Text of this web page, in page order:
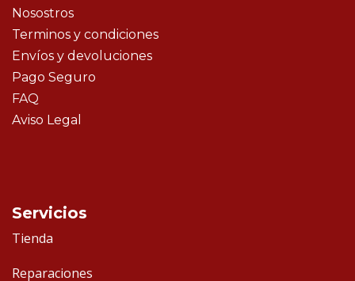
Nosostros
Terminos y condiciones
Envíos y devoluciones
Pago Seguro
FAQ
Aviso Legal
Servicios
Tienda
Reparaciones